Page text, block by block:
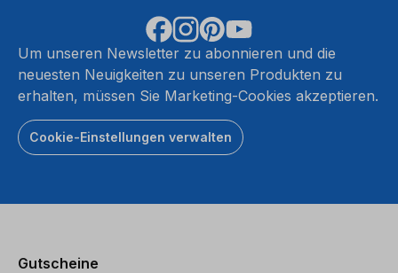
Um unseren Newsletter zu abonnieren und die
neuesten Neuigkeiten zu unseren Produkten zu
erhalten, müssen Sie Marketing-Cookies akzeptieren.
Cookie-Einstellungen verwalten
Gutscheine